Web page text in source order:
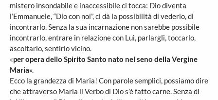
mistero insondabile e inaccessibile ci tocca: Dio diventa
l’Emmanuele, “Dio con noi”, ci dà la possibilità di vederlo, di
incontrarlo. Senza la sua incarnazione non sarebbe possibile
incontrarlo, entrare in relazione con Lui, parlargli, toccarlo,
ascoltarlo, sentirlo vicino.
«per opera dello Spirito Santo nato nel seno della Vergine
Maria».
Ecco la grandezza di Maria! Con parole semplici, possiamo dire
che attraverso Maria il Verbo di Dio s’è fatto carne. Senza di